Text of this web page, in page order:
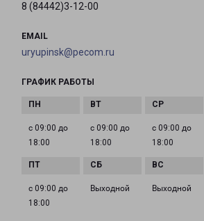
8 (84442)3-12-00
EMAIL
uryupinsk@pecom.ru
ГРАФИК РАБОТЫ
с 09:00 до
18:00
с 09:00 до
18:00
с 09:00 до
18:00
с 09:00 до
18:00
Выходной Выходной